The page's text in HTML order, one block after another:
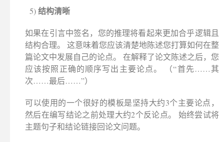
5)结构清晰
如果在引言中签名，您的推理将看起来更加合乎逻辑且
结构合理。 这意味着您应该清楚地陈述您打算如何在整
篇论文中发展自己的论点。 在解释了论文陈述之后，您
应该按照正确的顺序写出主要论点。 （“首先……其
次……最后……”）
可以使用的一个很好的模板是坚持大约3个主要论点，
然后在编写结论之前处理大约2个反论点。 始终尝试将
主题句子和结论链接回论文问题。